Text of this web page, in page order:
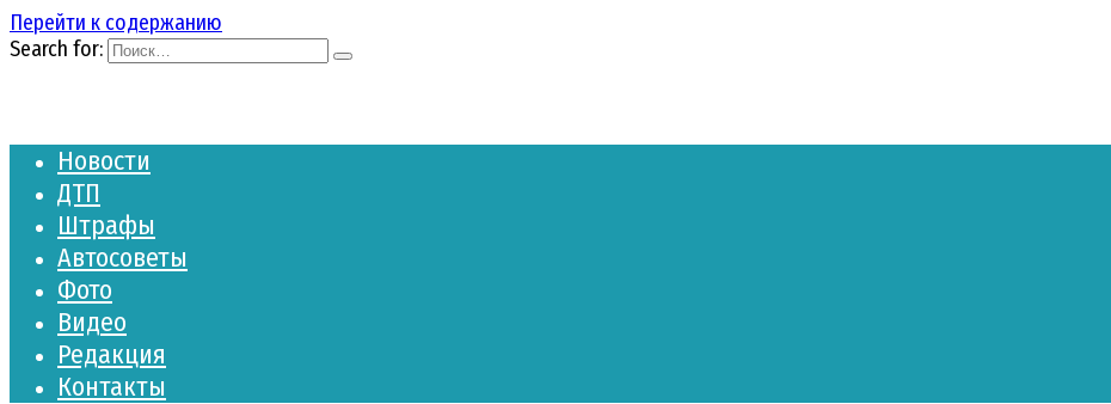
Перейти к содержанию
Search for:
Новости
ДТП
Штрафы
Автосоветы
Фото
Видео
Редакция
Контакты